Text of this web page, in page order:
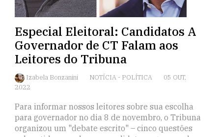
Especial Eleitoral: Candidatos A
Governador de CT Falam aos
Leitores do Tribuna
Izabela Bonzanini NOTÍCIA - POLÍTICA
05 OUT,
2022
Para informar nossos leitores sobre sua escolha
para governador no dia 8 de novembro, o Tribuna
organizou um "debate escrito" – cinco questões